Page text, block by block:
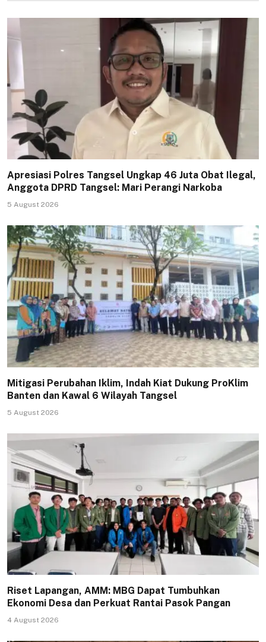
Apresiasi Polres Tangsel Ungkap 46 Juta Obat Ilegal,
Anggota DPRD Tangsel: Mari Perangi Narkoba
5 August 2026
Mitigasi Perubahan Iklim, Indah Kiat Dukung ProKlim
Banten dan Kawal 6 Wilayah Tangsel
5 August 2026
Riset Lapangan, AMM: MBG Dapat Tumbuhkan
Ekonomi Desa dan Perkuat Rantai Pasok Pangan
4 August 2026